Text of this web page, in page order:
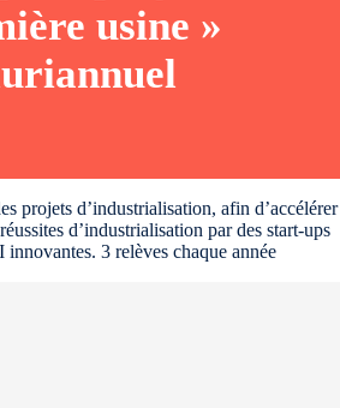
usine »
projets d’industrialisation, afin d’accélérer
d’industrialisation par des start-ups
3 relèves chaque année